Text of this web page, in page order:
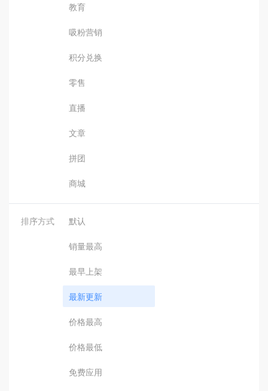
教育
吸粉营销
积分兑换
零售
直播
文章
拼团
商城
排序方式 默认
销量最高
最早上架
最新更新
价格最高
价格最低
免费应用